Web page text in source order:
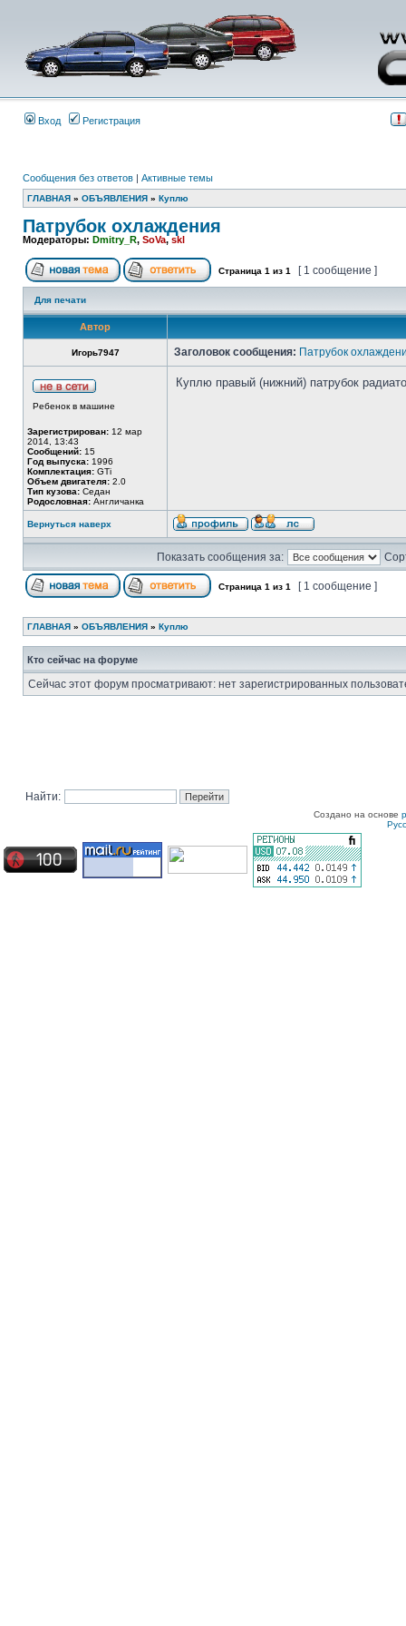
Вход Регистрация
Сообщения без ответов | Активные темы
ГЛАВНАЯ » ОБЪЯВЛЕНИЯ » Куплю
Патрубок охлаждения
Модераторы: Dmitry_R, SoVa,skl
Страница 1 из 1 [ 1 сообщение ]
Для печати
Автор
Игорь7947 Заголовок сообщения: Патрубок
Ребенок в машине
Зарегистрирован: 12 мар
2014, 13:43
Сообщений: 15
Год выпуска: 1996
Комплектация: GTi
Объем двигателя: 2.0
Тип кузова: Седан
Родословная: Англичанка
Куплю правый (нижний) патрубок
Вернуться наверх
Показать сообщения за:
Страница 1 из 1 [ 1 сообщение ]
ГЛАВНАЯ » ОБЪЯВЛЕНИЯ » Куплю
Кто сейчас на форуме
Сейчас этот форум просматривают: нет зарегистрированных
Найти:
Создано на основе